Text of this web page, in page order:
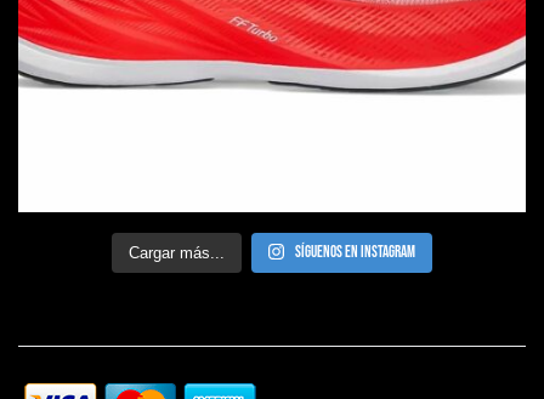
Cargar más... Síguenos en Instagram